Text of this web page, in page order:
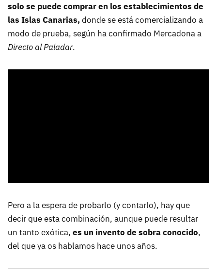
solo se puede comprar en los establecimientos de
las Islas Canarias,donde se está comercializando a
modo de prueba, según ha confirmado Mercadona a
Directo al Paladar.
Pero a la espera de probarlo (y contarlo), hay que
decir que esta combinación, aunque puede resultar
un tanto exótica, es un invento de sobra conocido,
del que ya os hablamos hace unos años.